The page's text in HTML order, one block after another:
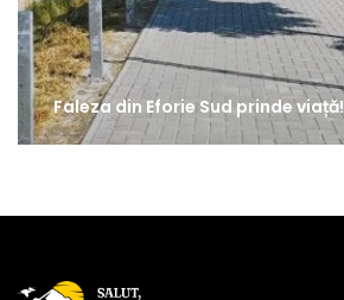
Faleza din Eforie Sud prinde viață!